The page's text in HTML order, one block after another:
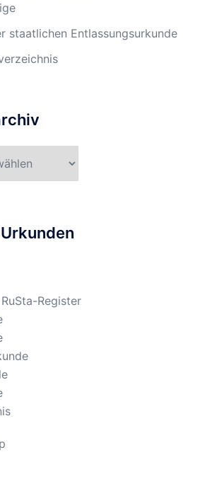
staatlichen Entlassungsurkunde
Register